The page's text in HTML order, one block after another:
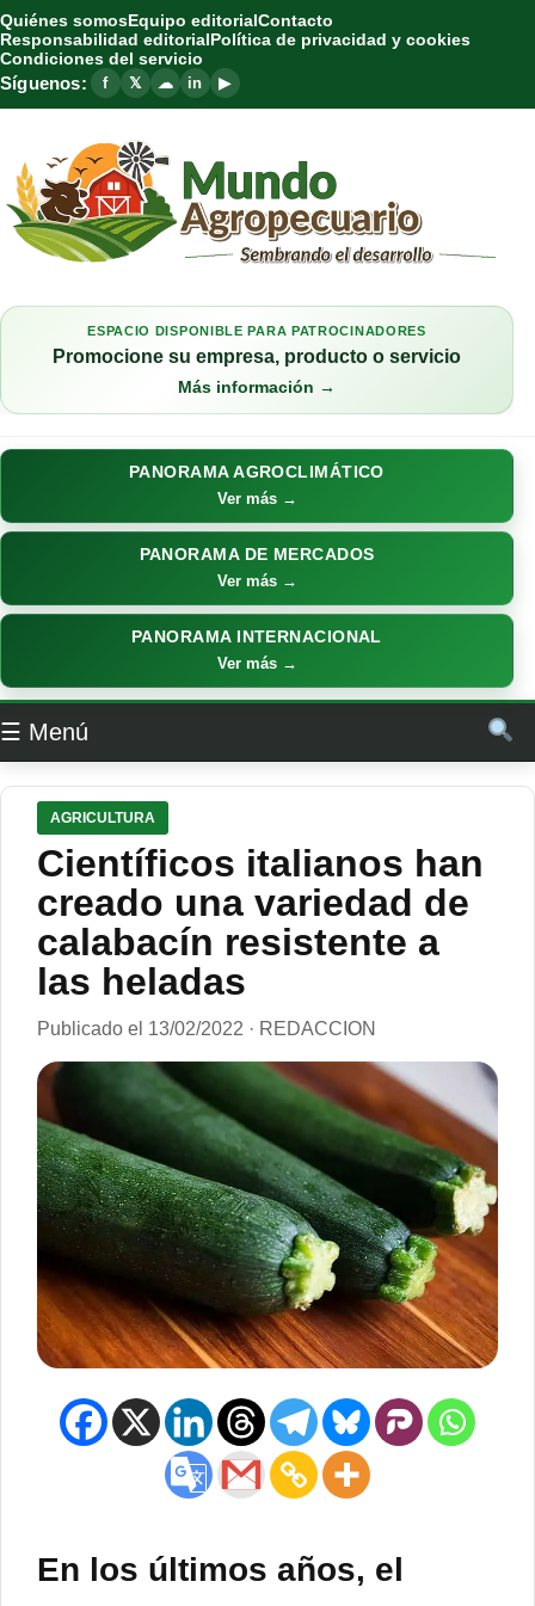
Quiénes somosEquipo editorialContacto
Responsabilidad editorialPolítica de privacidad y cookies
Condiciones del servicio
Síguenos: f 𝕏 ☁ in ▶
ESPACIO DISPONIBLE PARA PATROCINADORES
Promocione su empresa, producto o servicio
Más información →
PANORAMA AGROCLIMÁTICO
Ver más →
PANORAMA DE MERCADOS
Ver más →
PANORAMA INTERNACIONAL
Ver más →
☰ Menú
AGRICULTURA
Científicos italianos han
creado una variedad de
calabacín resistente a
las heladas
Publicado el 13/02/2022 · REDACCION
En los últimos años, el